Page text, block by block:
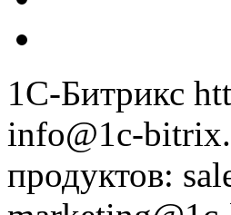
1С-Битрикс
info@1c-
продуктов: